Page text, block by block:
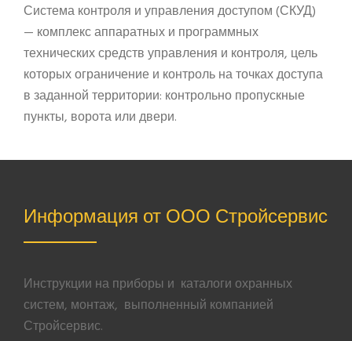
Система контроля и управления доступом (СКУД)
— комплекс аппаратных и программных
технических средств управления и контроля, цель
которых ограничение и контроль на точках доступа
в заданной территории: контрольно пропускные
пункты, ворота или двери.
Информация от ООО Стройсервис
Инструкции на приборы и каталоги охранных
систем, монтаж, выполненный компанией
Стройсервис.